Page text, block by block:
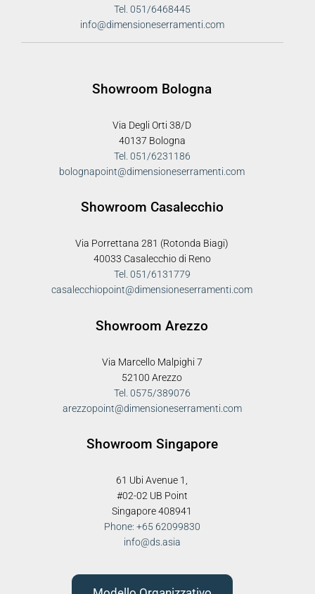
Tel. 051/6468445
info@dimensioneserramenti.com
Showroom Bologna
Via Degli Orti 38/D
40137 Bologna
Tel. 051/6231186
bolognapoint@dimensioneserramenti.com
Showroom Casalecchio
Via Porrettana 281 (Rotonda Biagi)
40033 Casalecchio di Reno
Tel. 051/6131779
casalecchiopoint@dimensioneserramenti.com
Showroom Arezzo
Via Marcello Malpighi 7
52100 Arezzo
Tel. 0575/389076
arezzopoint@dimensioneserramenti.com
Showroom Singapore
61 Ubi Avenue 1,
#02-02 UB Point
Singapore 408941
Phone: +65 62099830
info@ds.asia